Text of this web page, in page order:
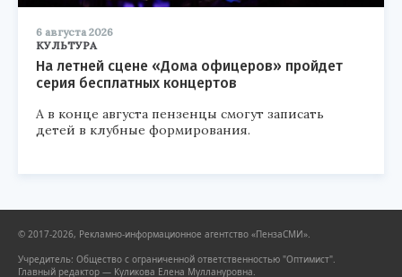
6 августа 2026
КУЛЬТУРА
На летней сцене «Дома офицеров» пройдет
серия бесплатных концертов
А в конце августа пензенцы смогут записать
детей в клубные формирования.
© 2017-2026, Рекламно-информационное агентство «ПензаСМИ».
Учредитель: Общество с ограниченной ответственностью "Оптимист".
Главный редактор — Куликова Елена Муллануровна.